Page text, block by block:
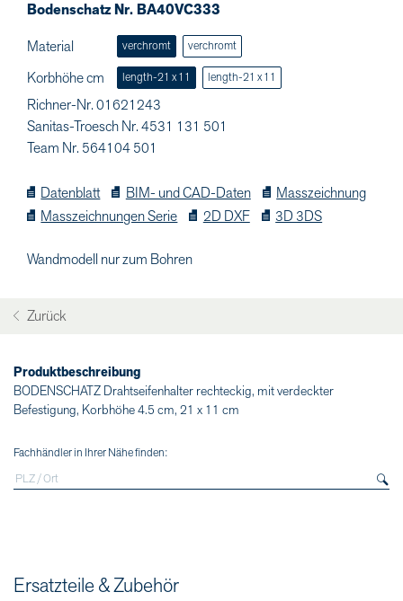
Bodenschatz Nr. BA40VC333
Material
verchromt verchromt
Korbhöhe cm length-21 x 11 length-21 x 11
Richner-Nr. 01621243
Sanitas-Troesch Nr. 4531 131 501
Team Nr. 564104 501
Datenblatt BIM- und CAD-Daten
Masszeichnung
Masszeichnungen Serie
2D DXF 3D 3DS
Wandmodell nur zum Bohren
Zurück
Produktbeschreibung
BODENSCHATZ Drahtseifenhalter rechteckig, mit verdeckter
Befestigung, Korbhöhe 4.5 cm, 21 x 11 cm
Fachhändler in Ihrer Nähe finden:
Ersatzteile & Zubehör